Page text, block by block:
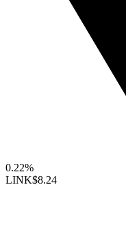
0.22%
LINK$8.24